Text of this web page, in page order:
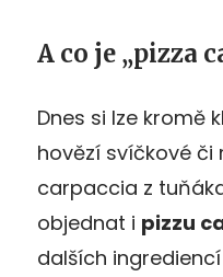
A co je „pizza
Dnes si lze kromě
hovězí svíčkové či
carpaccia z
objednat i pizzu
dalších